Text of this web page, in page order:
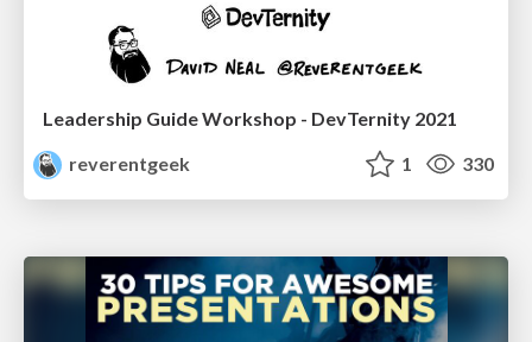
Leadership Guide Workshop - DevTernity 2021
reverentgeek
1 330